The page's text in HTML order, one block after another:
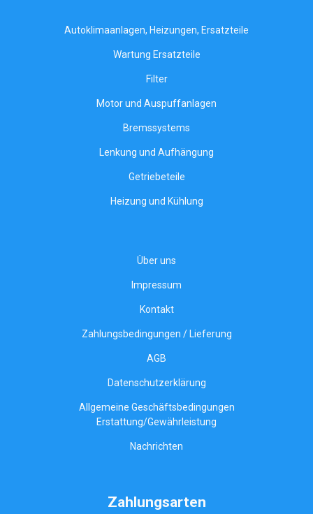
Autoklimaanlagen, Heizungen, Ersatzteile
Wartung Ersatzteile
Filter
Motor und Auspuffanlagen
Bremssystems
Lenkung und Aufhängung
Getriebeteile
Heizung und Kühlung
Über uns
Impressum
Kontakt
Zahlungsbedingungen / Lieferung
AGB
Datenschutzerklärung
Allgemeine Geschäftsbedingungen
Erstattung/Gewährleistung
Nachrichten
Zahlungsarten